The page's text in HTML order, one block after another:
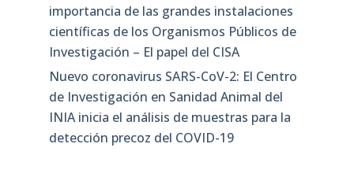
importancia de las grandes instalaciones
científicas de los Organismos Públicos de
Investigación – El papel del CISA
Nuevo coronavirus SARS-CoV-2: El Centro
de Investigación en Sanidad Animal del
INIA inicia el análisis de muestras para la
detección precoz del COVID-19